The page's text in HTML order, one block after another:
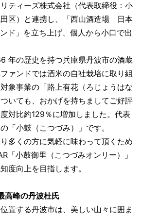
ティーズ株式会社（代表取締役：小
区）と連携し、「西山酒造場 日本
ド」を立ち上げ、個人から小口で出
年の歴史を持つ兵庫県丹波市の酒蔵
ァンドでは酒米の自社栽培に取り組
象事業の「路上有花（ろじょうはな
いても、おかげを持ちましてご好評
対比約129％に増加しました。代表
「小鼓（こつづみ）」です。
多くの方に気軽に味わって頂くため
「小鼓御里（こつづみオンリー）」
度向上を目指します。
高峰の丹波杜氏
置する丹波市は、美しい山々に囲ま